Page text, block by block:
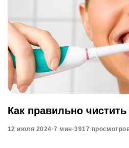
Как правильно
12 июля 2024·7 мин·3917